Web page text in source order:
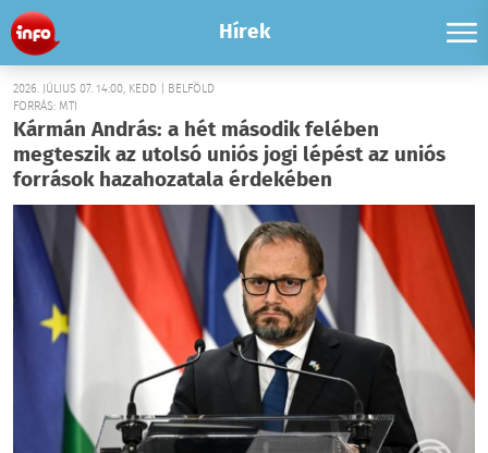
Hírek
2026. JÚLIUS 07. 14:00, KEDD | BELFÖLD
FORRÁS: MTI
Kármán András: a hét második felében
megteszik az utolsó uniós jogi lépést az uniós
források hazahozatala érdekében